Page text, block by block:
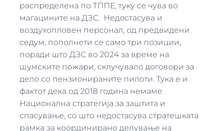
распределена по ТППЕ, туку се чува во
магацините на ДЗС. Недостасува и
воздухопловен персонал, од предвидени
седум, пополнети се само три позиции,
поради што ДЗС во 2024 за време на
шумските пожари, склучувало договори за
дело со пензионираните пилоти. Тука е и
фактот дека од 2018 година немаме
Национална стратегија за заштита и
спасување, со што недостасува стратешката
рамка за координирано делување на